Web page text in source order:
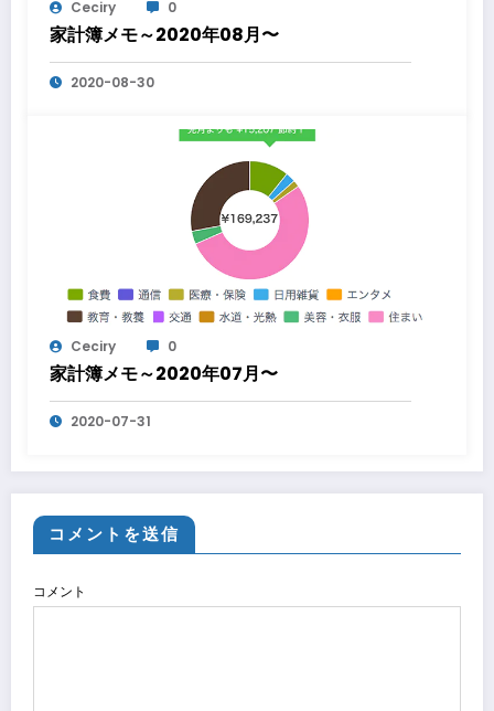
Ceciry 0
家計簿メモ～2020年08月〜
2020-08-30
Ceciry 0
家計簿メモ～2020年07月〜
2020-07-31
コメントを送信
コメント